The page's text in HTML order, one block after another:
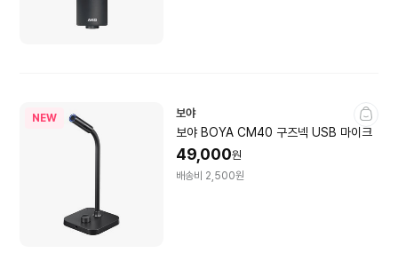
NEW 보야
보야 BOYA CM40 구즈넥 USB 마이크
49,000원
배송비 2,500원